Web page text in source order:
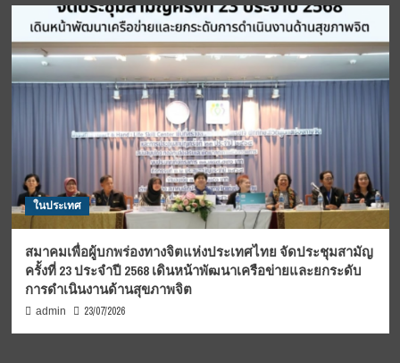
ในประเทศ
สมาคมเพื่อผู้บกพร่องทางจิตแห่งประเทศไทย จัดประชุมสามัญ
ครั้งที่ 23 ประจำปี 2568 เดินหน้าพัฒนาเครือข่ายและยกระดับ
การดำเนินงานด้านสุขภาพจิต
admin 23/07/2026